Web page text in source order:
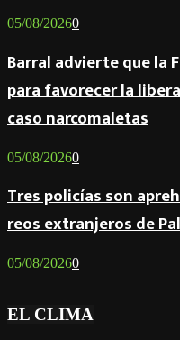
05/08/20260
Barral advierte que la
para favorecer la
caso narcomaletas
05/08/20260
Tres policías son
reos extranjeros de
05/08/20260
EL CLIMA